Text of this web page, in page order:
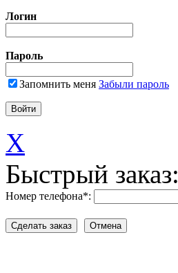
Логин
Пароль
Запомнить меня Забыли пароль
X
Быстрый заказ:
Номер телефона*: